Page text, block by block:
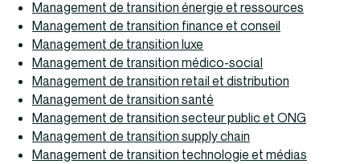
Management de transition énergie et ressources
Management de transition finance et conseil
Management de transition luxe
Management de transition médico-social
Management de transition retail et distribution
Management de transition santé
Management de transition secteur public et ONG
Management de transition supply chain
Management de transition technologie et médias